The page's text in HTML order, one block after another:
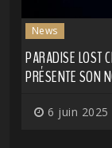
News
PARADISE LOST
PRÉSENTE SON
6 juin 2025